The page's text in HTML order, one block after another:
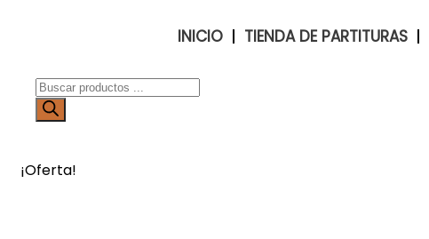
INICIO TIENDA DE PARTITURAS
¡Oferta!